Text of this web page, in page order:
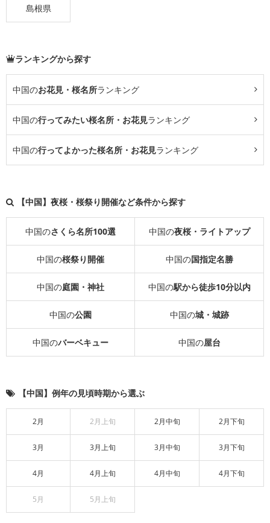
島根県
ランキングから探す
中国のお花見・桜名所ランキング
中国の行ってみたい桜名所・お花見ランキング
中国の行ってよかった桜名所・お花見ランキング
【中国】夜桜・桜祭り開催など条件から探す
中国のさくら名所100選 中国の夜桜・ライトアップ
中国の桜祭り開催 中国の国指定名勝
中国の庭園・神社 中国の駅から徒歩10分以内
中国の公園 中国の城・城跡
中国のバーベキュー 中国の屋台
【中国】例年の見頃時期から選ぶ
2月 2月上旬 2月中旬 2月下旬
3月 3月上旬 3月中旬 3月下旬
4月 4月上旬 4月中旬 4月下旬
5月 5月上旬